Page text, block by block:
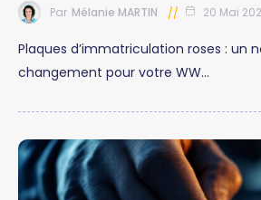
Par Mélanie MARTIN 20 Mai
Plaques d’immatriculation roses : un
changement pour votre WW…